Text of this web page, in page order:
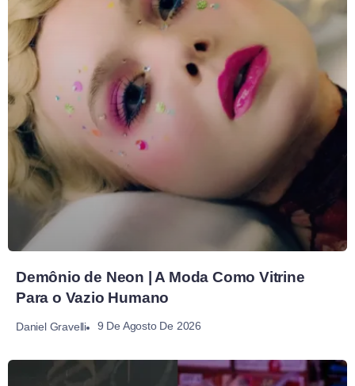
Demônio de Neon | A Moda Como Vitrine
Para o Vazio Humano
Daniel Gravelli 9 De Agosto De 2026